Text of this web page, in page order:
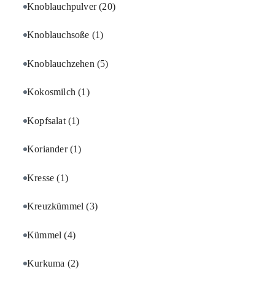
Knoblauchpulver(20)
Knoblauchsoße (1)
Knoblauchzehen (5)
Kokosmilch(1)
Kopfsalat (1)
Koriander(1)
Kresse(1)
Kreuzkümmel(3)
Kümmel(4)
Kurkuma (2)